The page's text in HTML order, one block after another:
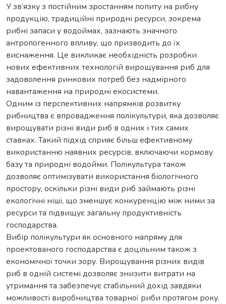
У зв’язку з постійним зростанням попиту на рибну
продукцію, традиційні природні ресурси, зокрема
рибні запаси у водоймах, зазнають значного
антропогенного впливу, що призводить до їх
виснаження. Це викликає необхідність розробки
нових ефективних технологій вирощування риб для
задоволення ринкових потреб без надмірного
навантаження на природні екосистеми.
Одним із перспективних напрямків розвитку
рибництва є впровадження полікультури, яка дозволяє
вирощувати різні види риб в одних і тих самих
ставках. Такий підхід сприяє більш ефективному
використанню наявних ресурсів, включаючи кормову
базу та природні водойми. Полікультура також
дозволяє оптимізувати використання біологічного
простору, оскільки різні види риб займають різні
екологічні ніші, що зменшує конкуренцію між ними за
ресурси та підвищує загальну продуктивність
господарства.
Вибір полікультури як основного напряму для
проектованого господарства є доцільним також з
економічної точки зору. Вирощування різних видів
риб в одній системі дозволяє знизити витрати на
утримання та забезпечує стабільний дохід завдяки
можливості виробництва товарної риби протягом року.